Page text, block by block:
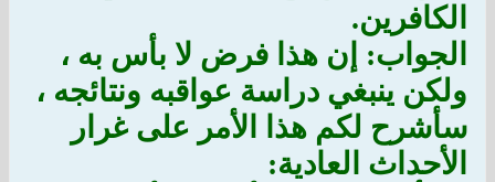
الكافرين.
الجواب: إن هذا فرض لا بأس به ،
ولكن ينبغي دراسة عواقبه ونتائجه ،
سأشرح لكم هذا الأمر على غرار
الأحداث العادية: